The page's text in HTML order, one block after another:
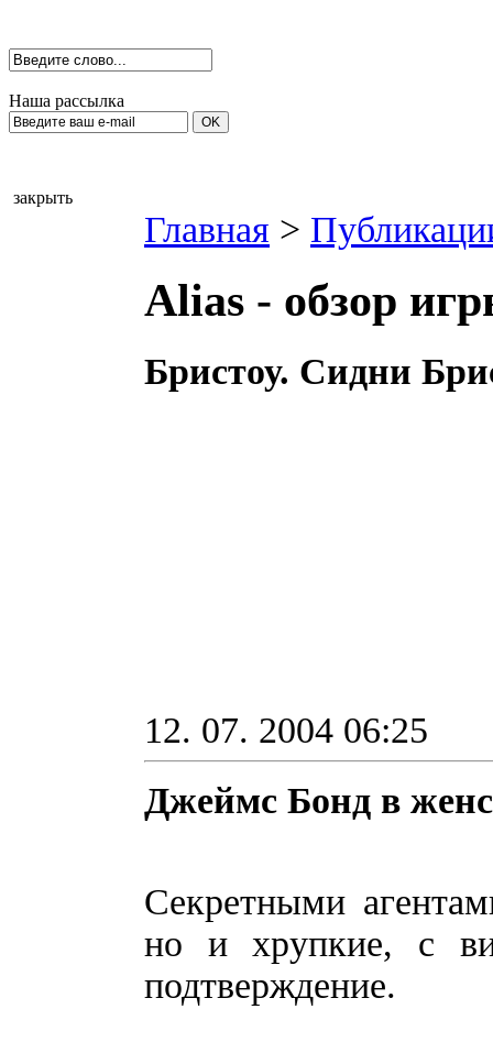
Наша рассылка
закрыть
Главная >
Alias - обзор
Бристоу. Сидни
12. 07. 2004 06:25
Джеймс Бонд в
Секретными
но и хрупкие, с
подтверждение.